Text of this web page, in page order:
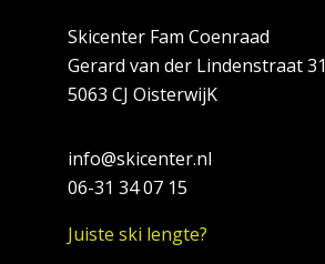
Skicenter Fam Coenraad
Gerard van der Lindenstraat 31
5063 CJ OisterwijK
info@skicenter.nl
06-31 34 07 15
Juiste ski lengte?